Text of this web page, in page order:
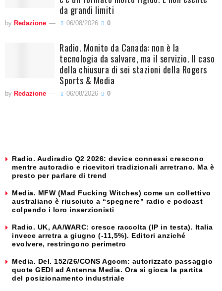
da grandi limiti
by Redazione 06/08/2026 0
Radio. Monito da Canada: non è la
tecnologia da salvare, ma il servizio. Il caso
della chiusura di sei stazioni della Rogers
Sports & Media
by Redazione 06/08/2026 0
Radio. Audiradio Q2 2026: device connessi crescono
mentre autoradio e ricevitori tradizionali arretrano. Ma è
presto per parlare di trend
Media. MFW (Mad Fucking Witches) come un collettivo
australiano è riusciuto a “spegnere” radio e podcast
colpendo i loro inserzionisti
Radio. UK, AA/WARC: cresce raccolta (IP in testa). Italia
invece arretra a giugno (-11,5%). Editori anziché
evolvere, restringono perimetro
Media. Del. 152/26/CONS Agcom: autorizzato passaggio
quote GEDI ad Antenna Media. Ora si gioca la partita
del posizionamento industriale